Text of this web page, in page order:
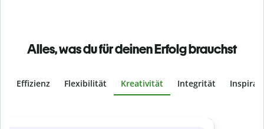
Alles, was du für deinen Erfolg brauchst
Effizienz Flexibilität Kreativität Integrität